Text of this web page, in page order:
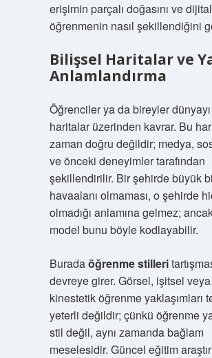
erişimin parçalı doğasını ve
öğrenmenin nasıl şekillendiğini
Bilişsel Haritalar ve
Anlamlandırma
Öğrenciler ya da bireyler
haritalar üzerinden kavrar. Bu
zaman doğru değildir; medya,
ve önceki deneyimler tarafından
şekillendirilir. Bir şehirde büyük
havaalanı olmaması, o şehirde
olmadığı anlamına gelmez;
model bunu böyle kodlayabilir.
Buradaöğrenme stilleri
devreye girer. Görsel, işitsel veya
kinestetik öğrenme yaklaşımları
yeterli değildir; çünkü öğrenme
stil değil, aynı zamanda bağlam
meselesidir. Güncel eğitim